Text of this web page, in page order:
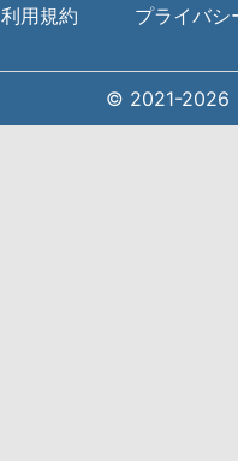
利用規約 プライバシ
© 2021-2026